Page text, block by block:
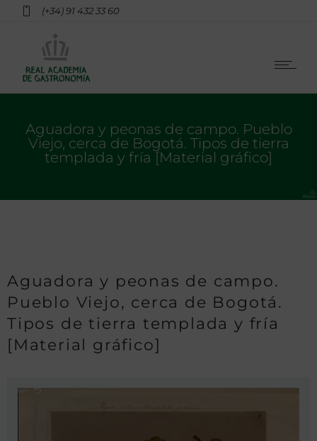
(+34) 91 432 33 60
Aguadora y peonas de campo. Pueblo
Viejo, cerca de Bogotá. Tipos de tierra
templada y fría [Material gráfico]
Aguadora y peonas de campo.
Pueblo Viejo, cerca de Bogotá.
Tipos de tierra templada y fría
[Material gráfico]